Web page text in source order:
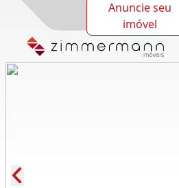
Anuncie seu
imóvel